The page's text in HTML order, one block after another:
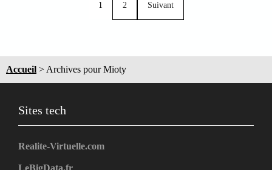
1 2 Suivant
Accueil > Archives pour Mioty
Sites tech
Realite-Virtuelle.com